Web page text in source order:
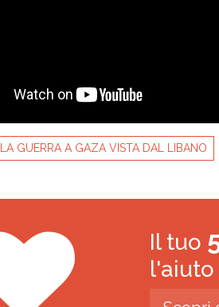
LA GUERRA A GAZA VISTA DAL LIBANO
Il tuo
l'aiuto